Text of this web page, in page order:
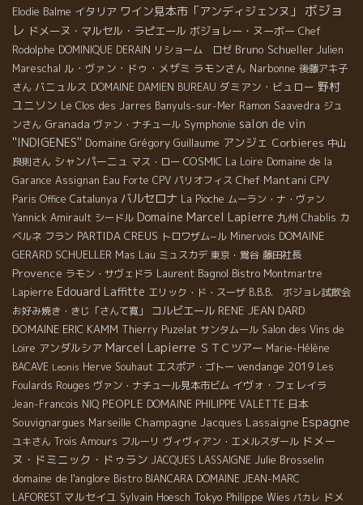
Elodie Balme イタリア ワイン見本市「アンディジェンヌ」
ボジョ
レ ドメーヌ・マルセル・ラピエール ボジョレー・ヌーボー Chef
Rodolphe DOMINIQUE DERAIN リショーム ロゼ Bruno Schueller Julien
Mareschal ル・ヴァン・ドゥ・メザミ ラモンさん Narbonne 後藤アキ子
さん バニュルス DOMAINE DAMIEN BUREAU ダミアン・ビュロー 野村
ユニソン Le Clos des Jarres Banyuls-sur-Mer Ramon Saavedra ジュ
ンさん Granada ヴァン・ナチュール Symphonie salon de vin
''INDIGENES'' Domaine Grégory Guillaume アンジェ Corbieres 中山
良則さん シャンパーニュ マス・ロー COSMIC La Loire Domaine de la
Garance Assignan Eau Forte CPV パリオフィス Chef Mantani CPV
Paris Office Catalunya バルセロナ La Pioche ムーラン・ナ・ヴァン
Yannick Amirault シードル Domaine Marcel Lapierre 九州 Chablis カ
ベルネ フラン PARTIDA CREUS トロワザム−ル Minervois DOMAINE
GERARD SCHUELLER Mas Lau ミュスカデ 東京・鴬谷 藤田社長
Provence ラモン・サヴェドラ Laurent Bagnol Bistro Montmartre
Lapierre Edouard Laffitte エリック・ド・スーザ B.B.B. ボジョレ試飲会
お好み焼き・きじ「さんて寛」
コルビエール RENE JEAN DARD
DOMAINE ERIC KAMM Thierry Puzelat サンタムール Salon des Vins de
Loire アンダルシア Marcel Lapierre ＳＴＣツアー Marie-Hélène
BACAVE Leonis Herve Souhaut エスポア・ゴトー vendange 2019 Les
Foulards Rouges ヴァン・ナチュール見本市ビム イヴォ・フェレイラ
Jean-Francois NIQ PEOPLE DOMAINE PHILIPPE VALETTE 日本
Souvignargues Marseille Champagne Jacques Lassaigne Espagne
ユキさん Trois Amours フルーリ ヴィヴィアン・エメルスダール ドメー
ヌ・ドミニック・ドゥラン JACQUES LASSAIGNE Julie Brosselin
domaine de l'anglore Bistro BIANCARA DOMAINE JEAN-MARC
LAFOREST マルセイユ Sylvain Hoesch Tokyo Philippe Wies パカレ ドメ